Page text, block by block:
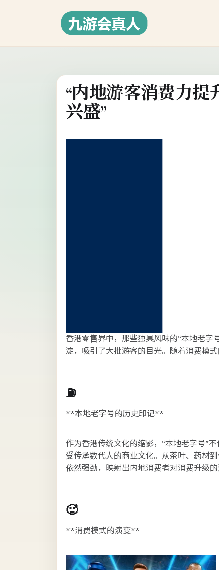
“内地游客消费力
兴盛”
香港零售界中，那些独具风味的“本地老
淀，吸引了大批游客的目光。随着消费模
⛽
**本地老字号的历史印记**
作为香港传统文化的缩影，“本地老字号”
受传承数代人的商业文化。从茶叶、药材
依然强劲，映射出内地消费者对消费升级的
🥵
**消费模式的演变**